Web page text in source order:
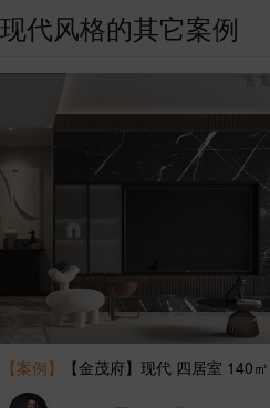
现代风格的其它案例
【案例】 【金茂府】现代 四居室 140㎡